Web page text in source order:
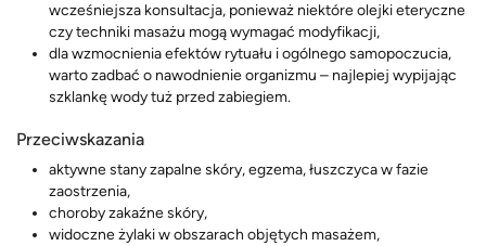
wcześniejsza konsultacja, ponieważ niektóre olejki eteryczne
czy techniki masażu mogą wymagać modyfikacji,
dla wzmocnienia efektów rytuału i ogólnego samopoczucia,
warto zadbać o nawodnienie organizmu – najlepiej wypijając
szklankę wody tuż przed zabiegiem.
Przeciwskazania
aktywne stany zapalne skóry, egzema, łuszczyca w fazie
zaostrzenia,
choroby zakaźne skóry,
widoczne żylaki w obszarach objętych masażem,